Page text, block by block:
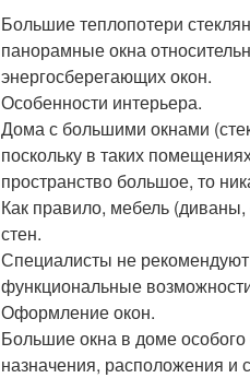
Большие теплопотери
панорамные окна
энергосберегающих окон.
Особенности интерьера.
Дома с большими окнами
поскольку в таких
пространство большое, то
Как правило, мебель
стен.
Специалисты не рекомендуют
функциональные
Оформление окон.
Большие окна в доме
назначения, расположения и